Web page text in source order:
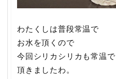
わたくしは普段常温で
お水を頂くので
今回シリカシリカも常温で
頂きましたわ。